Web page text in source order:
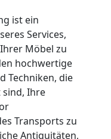
ist ein
Services,
Möbel zu
hochwertige
Techniken, die
Ihre
Transports zu
Antiquitäten,